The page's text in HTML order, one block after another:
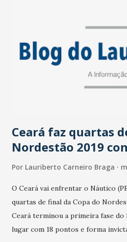
Derley e Dodô. O ABC perdeu
Maurício, Henrique e Evandro;
Boris; Veterano e Wanderson -
Cartão amarelo: Xavier. Renda de
Ceará faz quartas
Nordestão 2019
Por Lauriberto Carneiro Braga
O Ceará vai enfrentar o Náutico
quartas de final da Copa do
Ceará terminou a primeira fase
lugar com 18 pontos e forma